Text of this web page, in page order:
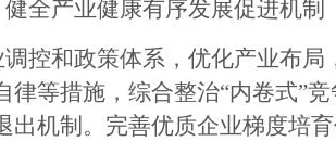
全产业健康有序发展促进机制
调控和政策体系，优化产业布
律等措施，综合整治“内卷式”
出机制。完善优质企业梯度培